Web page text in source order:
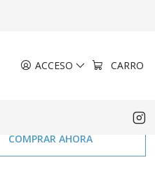
ACCESO CARRO
COMPRAR AHORA